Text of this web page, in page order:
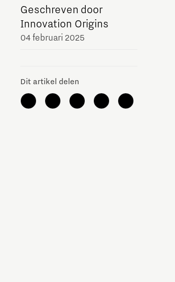
Geschreven door
Innovation Origins
04 februari 2025
Dit artikel delen